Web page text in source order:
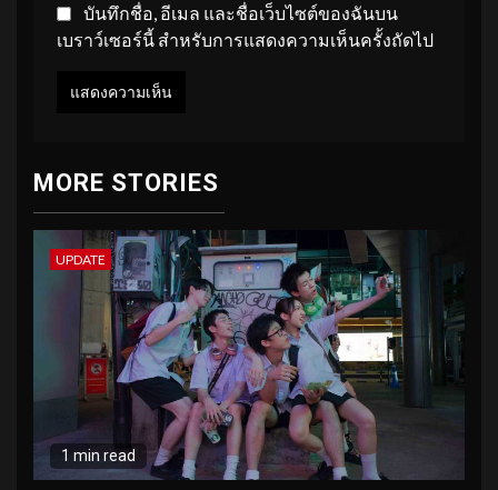
บันทึกชื่อ, อีเมล และชื่อเว็บไซต์ของฉันบน
เบราว์เซอร์นี้ สำหรับการแสดงความเห็นครั้งถัดไป
MORE STORIES
UPDATE
1 min read